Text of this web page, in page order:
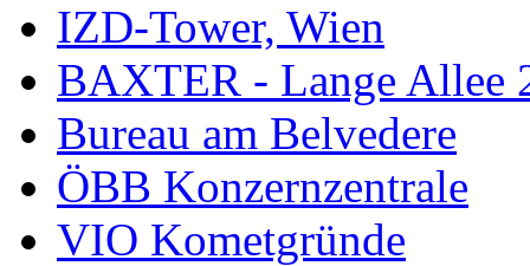
IZD-Tower, Wien
BAXTER - Lange Allee
Bureau am Belvedere
ÖBB Konzernzentrale
VIO Kometgründe